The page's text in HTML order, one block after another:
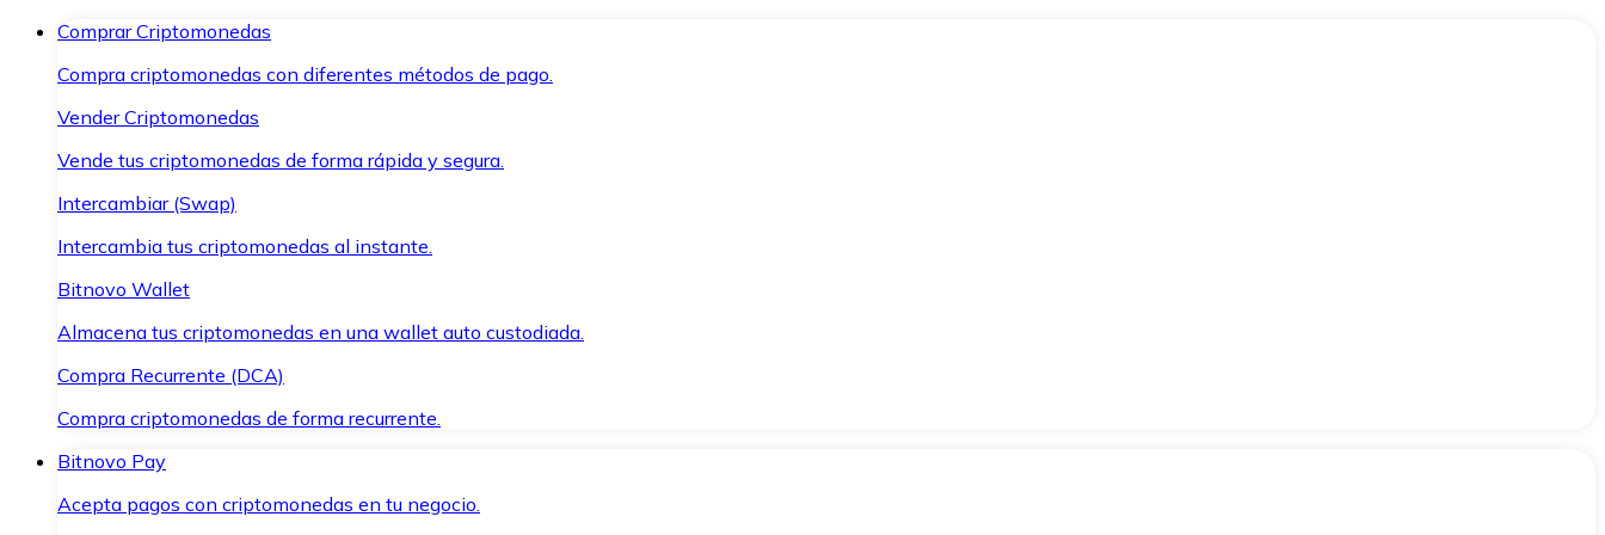
Comprar Criptomonedas
Compra criptomonedas con diferentes métodos de pago.
Vender Criptomonedas
Vende tus criptomonedas de forma rápida y segura.
Intercambiar (Swap)
Intercambia tus criptomonedas al instante.
Bitnovo Wallet
Almacena tus criptomonedas en una wallet auto custodiada.
Compra Recurrente (DCA)
Compra criptomonedas de forma recurrente.
Bitnovo Pay
Acepta pagos con criptomonedas en tu negocio.